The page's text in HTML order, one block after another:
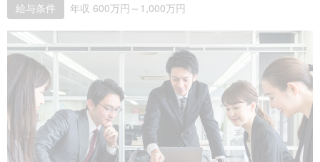
給与条件 年収 600万円～1,000万円